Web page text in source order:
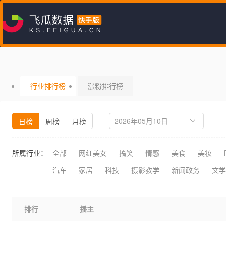
行业排行榜 涨粉排行榜
日榜 周榜 月榜
所属行业： 全部 网红美女 搞笑 情感 美食 美妆
汽车
家居 科技 摄影教学 新闻政务 文
排行 播主